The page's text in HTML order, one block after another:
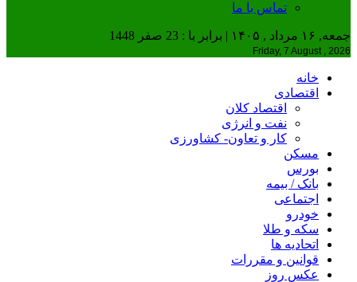
تماس با ما
جمعه, ۱۶ مرداد , ۱۴۰۵ | برابر با : 23 صفر 1448
Friday, 7 August , 2026
خانه
اقتصادی
اقتصاد کلان
نفت و انرژی
کار و تعاون- کشاورزی
مسکن
بورس
بانک / بیمه
اجتماعی
خودرو
سکه و طلا
اتحادیه ها
قوانین و مقررات
عکس روز